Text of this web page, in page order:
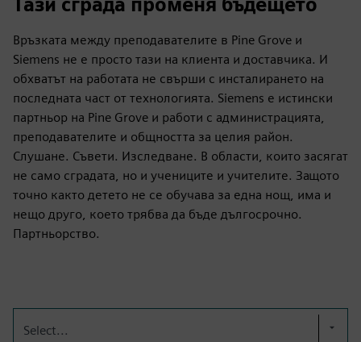
Тази сграда променя бъдещето
Връзката между преподавателите в Pine Grove и
Siemens не е просто тази на клиента и доставчика. И
обхватът на работата не свърши с инсталирането на
последната част от технологията. Siemens е истински
партньор на Pine Grove и работи с администрацията,
преподавателите и общността за целия район.
Слушане. Съвети. Изследване. В области, които засягат
не само сградата, но и учениците и учителите. Защото
точно както детето не се обучава за една нощ, има и
нещо друго, което трябва да бъде дългосрочно.
Партньорство.
Select...